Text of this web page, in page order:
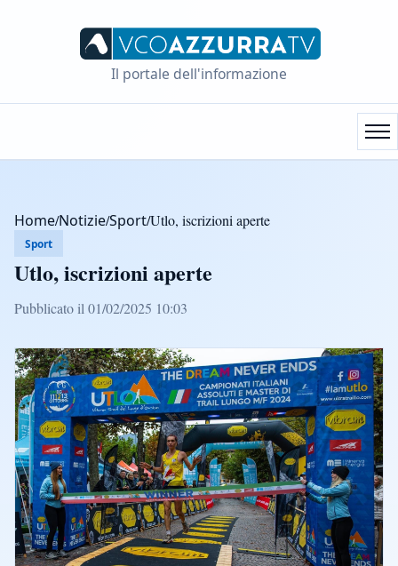
Il portale dell'informazione
Home/Notizie/Sport/Utlo, iscrizioni aperte
Sport
Utlo, iscrizioni aperte
Pubblicato il 01/02/2025 10:03